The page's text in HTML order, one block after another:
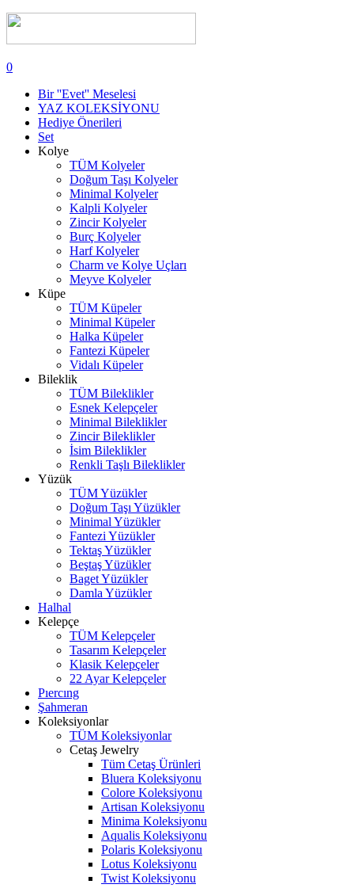
0
Bir ''Evet'' Meselesi
YAZ KOLEKSİYONU
Hediye Önerileri
Set
Kolye
TÜM Kolyeler
Doğum Taşı Kolyeler
Minimal Kolyeler
Kalpli Kolyeler
Zincir Kolyeler
Burç Kolyeler
Harf Kolyeler
Charm ve Kolye Uçları
Meyve Kolyeler
Küpe
TÜM Küpeler
Minimal Küpeler
Halka Küpeler
Fantezi Küpeler
Vidalı Küpeler
Bileklik
TÜM Bileklikler
Esnek Kelepçeler
Minimal Bileklikler
Zincir Bileklikler
İsim Bileklikler
Renkli Taşlı Bileklikler
Yüzük
TÜM Yüzükler
Doğum Taşı Yüzükler
Minimal Yüzükler
Fantezi Yüzükler
Tektaş Yüzükler
Beştaş Yüzükler
Baget Yüzükler
Damla Yüzükler
Halhal
Kelepçe
TÜM Kelepçeler
Tasarım Kelepçeler
Klasik Kelepçeler
22 Ayar Kelepçeler
Pıercıng
Şahmeran
Koleksiyonlar
TÜM Koleksiyonlar
Cetaş Jewelry
Tüm Cetaş Ürünleri
Bluera Koleksiyonu
Colore Koleksiyonu
Artisan Koleksiyonu
Minima Koleksiyonu
Aqualis Koleksiyonu
Polaris Koleksiyonu
Lotus Koleksiyonu
Twist Koleksiyonu